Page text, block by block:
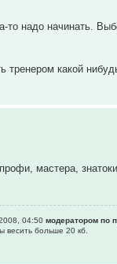
то надо начинать.
тренером какой
мастера,
04:50 модератором по
весить больше 20 кб.